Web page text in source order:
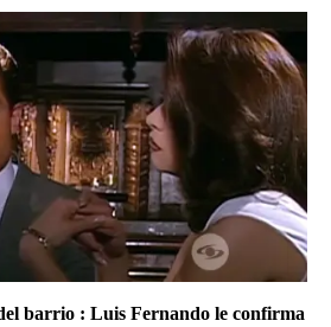
barrio : Luis Fernando le confirma